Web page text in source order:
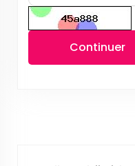
Continuer